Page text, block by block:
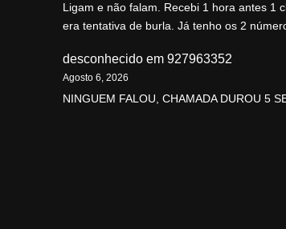
Ligam e não falam. Recebi 1 hora antes 1
era tentativa de burla. Já tenho os 2
desconhecido em 927963352
Agosto 6, 2026
NINGUEM FALOU, CHAMADA DUROU 5